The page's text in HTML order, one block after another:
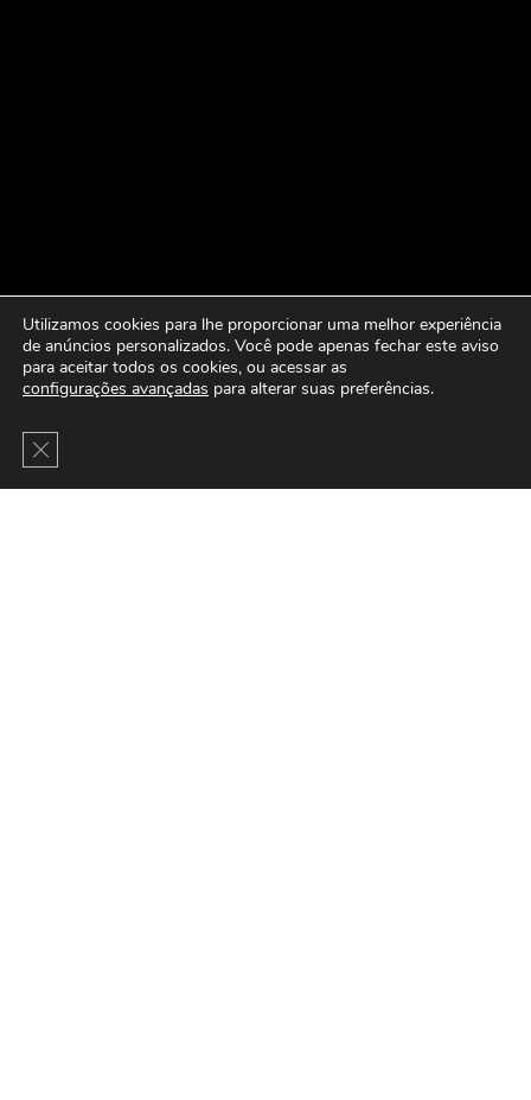
Utilizamos cookies para lhe proporcionar uma melhor experiência
de anúncios personalizados. Você pode apenas fechar este aviso
para aceitar todos os cookies, ou acessar as
configurações avançadas para alterar suas preferências.
Close GDPR Cookie Banner